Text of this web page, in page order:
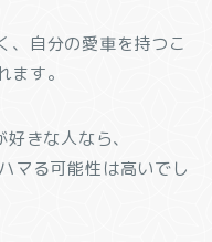
、自分の愛車を持つこ
す。
きな人なら、
マる可能性は高いでし